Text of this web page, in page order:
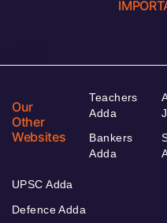
Our
Other
Websites
Teachers
Adda
Bankers
Adda
UPSC Adda
Defence Adda